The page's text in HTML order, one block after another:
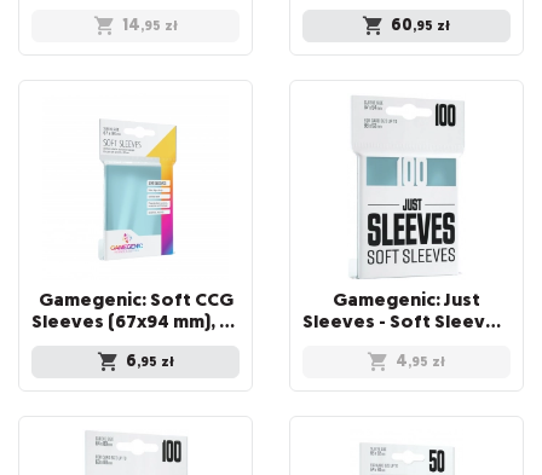
14,95 zł 60,95 zł
Gamegenic: Soft CCG
Sleeves (67x94 mm), 100 sztuk
6,95 zł
Gamegenic: Just
Sleeves - Soft Sleeves (67 x 94 mm) 100 sztuk, Clear
4,95 zł